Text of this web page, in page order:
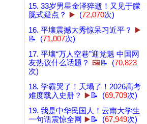
15. 33岁男星金泽猝逝！又见于朦
胧式疑点？
▶️ (72,070次)
16. 平壤震撼大秀惊呆习近平？
▶️
📝 (71,007次)
17. 平壤“万人空巷”迎党魁 中国网
友热议什么话题？ 🖼️📝 (70,823
次)
18. 学霸哭了！天塌了！2026高考
难度载入史册？
▶️📝 (69,709次)
19. 我是中华民国人！云南大学生
一句话震惊全网 ▶️📝 (67,949次)